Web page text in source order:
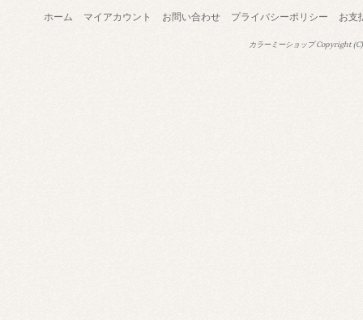
ホーム マイアカウント お問い合わせ プライバシーポリシー お支
カラーミーショップCopyright